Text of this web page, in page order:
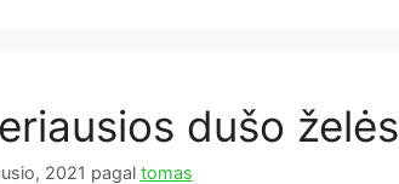
dušo želės
2021 pagal tomas